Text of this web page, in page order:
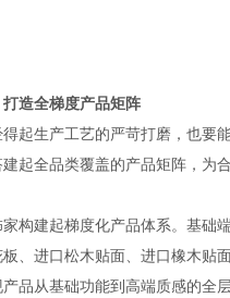
造全梯度产品矩阵
起生产工艺的严苛打磨，也要
起全品类覆盖的产品矩阵，为
构建起梯度化产品体系。基础
、进口松木贴面、进口橡木贴
品从基础功能到高端质感的全